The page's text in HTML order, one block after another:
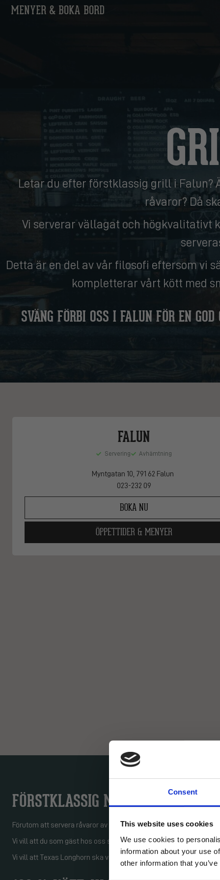
Consent
This website uses cookies
We use cookies to
information about your use
other information that
MENYER & BOKA BORD
Letar du efter förstklassig grill i
råvaror? Då
Vi serverar vällagat och högkvalitativt
Detta är en del av vår filosofi eftersom vi
kompletterar vårt kött med
SVÄNG FÖRBI OSS I FALUN FÖR EN
FALUN
Servering Avhämtning
Myntgatan 10 , 791 62 Falun
023-232 09
BOKA NU
ÖPPETTIDER & MENYER
FÖRSTKLASSIG MAT OCH SERVICE
Förutom att servera råvaror av högsta kvalitet strävar vi efter att
Vi vill att du som gäst hos oss ska uppleva en hemtrevlig och
Vi vill att Texas Longhorn ska vara en plats att återvända till –
Email